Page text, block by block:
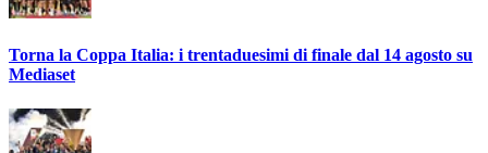
Torna la Coppa Italia: i trentaduesimi di finale dal 14 agosto su
Mediaset